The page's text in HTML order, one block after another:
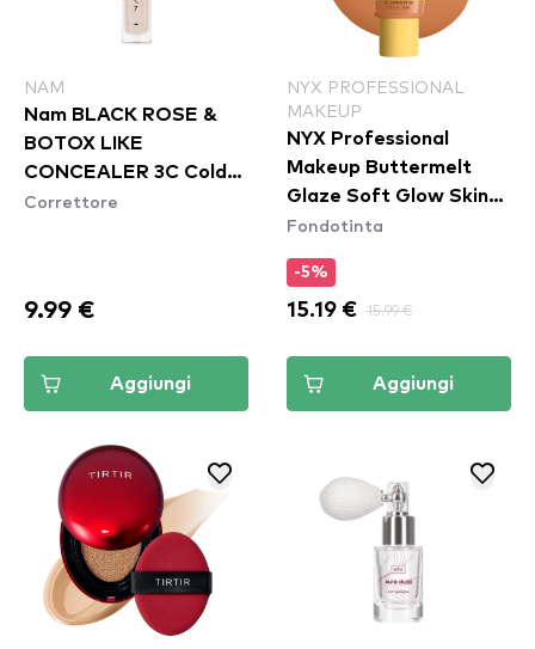
NAM
Nam BLACK ROSE &
BOTOX LIKE
CONCEALER 3C Cold
Nude
Correttore
9.99 €
Aggiungi
NYX PROFESSIONAL
MAKEUP
NYX Professional
Makeup Buttermelt
Glaze Soft Glow Skin
Tint SPF30 - Cashew
Fondotinta
-5%
15.19 € 15.99 €
Aggiungi